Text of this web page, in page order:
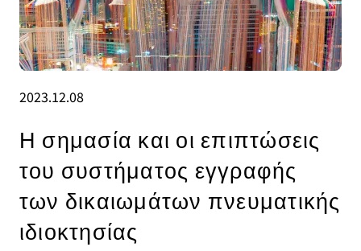
2023.12.08
Η σημασία και οι επιπτώσεις
του συστήματος εγγραφής
των δικαιωμάτων πνευματικής
ιδιοκτησίας